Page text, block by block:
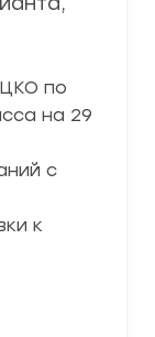
по
на 29
с
к